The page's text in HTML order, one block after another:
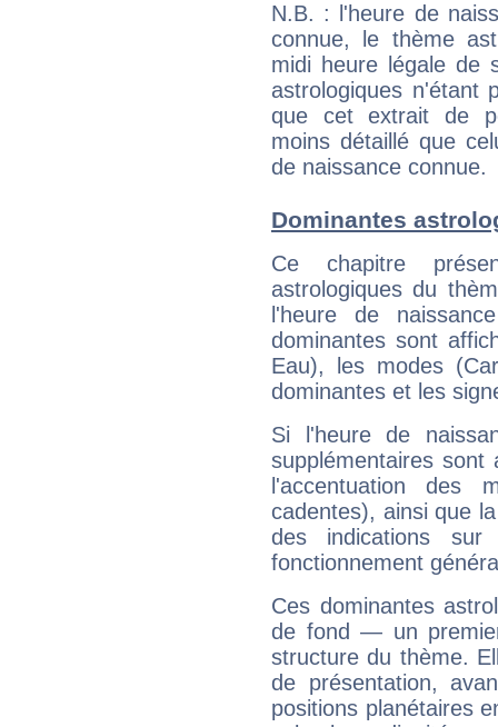
N.B. : l'heure de
connue, le thème
midi heure légale de
astrologiques n'étant
que cet extrait de
moins détaillé que
de naissance connue.
Dominantes
Ce chapitre
astrologiques du
l'heure de
dominantes sont
Eau), les modes
dominantes et les
Si l'heure de
supplémentaires sont
l'accentuation des
cadentes), ainsi que
des indications sur
fonctionnement
Ces dominantes
de fond — un
structure du thème.
de présentation,
positions planétaires